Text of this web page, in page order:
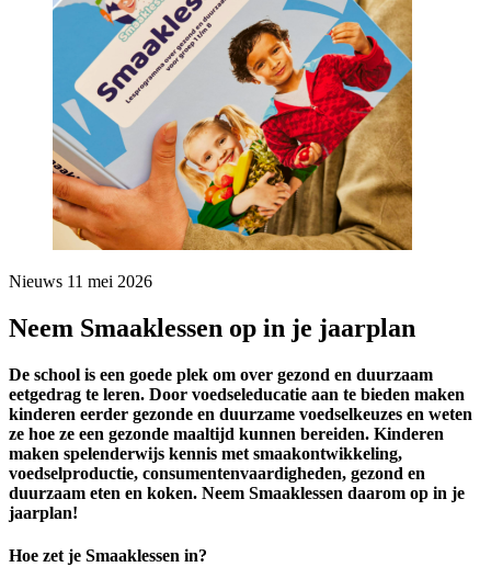
Nieuws 11 mei 2026
Neem Smaaklessen op in je jaarplan
De school is een goede plek om over gezond en duurzaam
eetgedrag te leren. Door voedseleducatie aan te bieden maken
kinderen eerder gezonde en duurzame voedselkeuzes en weten
ze hoe ze een gezonde maaltijd kunnen bereiden. Kinderen
maken spelenderwijs kennis met smaakontwikkeling,
voedselproductie, consumentenvaardigheden, gezond en
duurzaam eten en koken. Neem Smaaklessen daarom op in je
jaarplan!
Hoe zet je Smaaklessen in?